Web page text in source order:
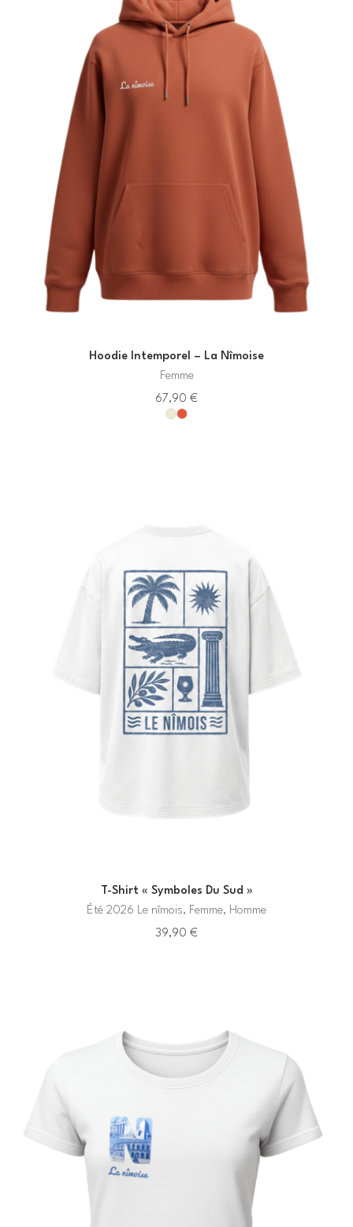
Hoodie Intemporel – La Nîmoise
Femme
67,90 €
T-Shirt « Symboles Du Sud »
Été 2026 Le nîmois, Femme, Homme
39,90 €